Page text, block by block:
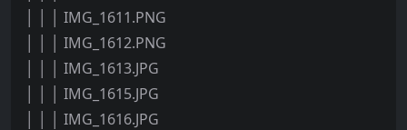
│ │ │ IMG_1611.PNG
│ │ │ IMG_1612.PNG
│ │ │ IMG_1613.JPG
│ │ │ IMG_1615.JPG
│ │ │ IMG_1616.JPG